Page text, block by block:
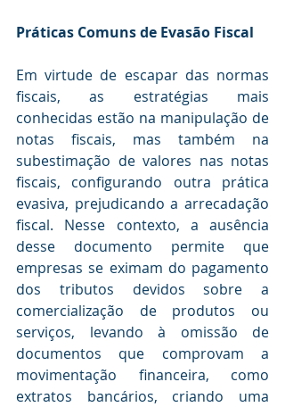
Práticas Comuns de Evasão Fiscal
Em virtude de escapar das normas
fiscais, as estratégias mais
conhecidas estão na manipulação de
notas fiscais, mas também na
subestimação de valores nas notas
fiscais, configurando outra prática
evasiva, prejudicando a arrecadação
fiscal. Nesse contexto, a ausência
desse documento permite que
empresas se eximam do pagamento
dos tributos devidos sobre a
comercialização de produtos ou
serviços, levando à omissão de
documentos que comprovam a
movimentação financeira, como
extratos bancários, criando uma